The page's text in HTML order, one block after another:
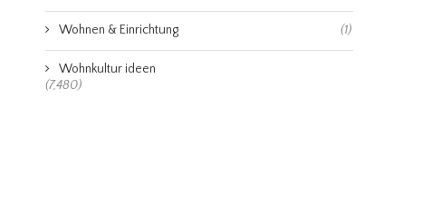
Wohnen & Einrichtung (1)
Wohnkultur ideen
(7,480)